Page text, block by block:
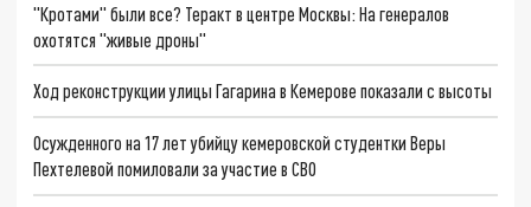
"Кротами" были все? Теракт в центре Москвы: На генералов
охотятся "живые дроны"
Ход реконструкции улицы Гагарина в Кемерове показали с высоты
Осужденного на 17 лет убийцу кемеровской студентки Веры
Пехтелевой помиловали за участие в СВО